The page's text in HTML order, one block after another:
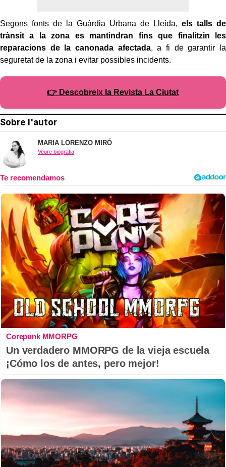
Segons fonts de la Guàrdia Urbana de Lleida, els talls de
trànsit a la zona es mantindran fins que finalitzin les
reparacions de la canonada afectada, a fi de garantir la
seguretat de la zona i evitar possibles incidents.
👉 Descobreix la Revista La Ciutat
Sobre l'autor
MARIA LORENZO MIRÓ
Veure biografia
Corepunk MMORPG
Un verdadero MMORPG de la vieja escuela
¡Cómo los de antes, pero mejor!